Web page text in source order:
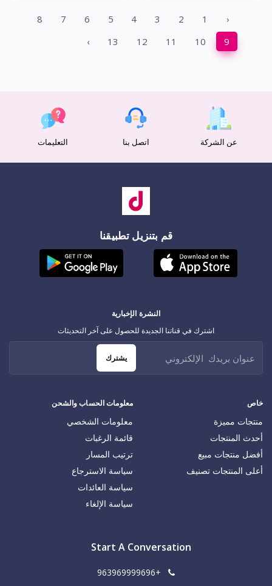
‹
1
2
3
4
5
6
7
8
9
10
11
12
13
›
عن الشركة اتصل بنا التعليمات
قم بتنزيل تطبيقنا
خاص
منتجات مميزة
أحدث المنتجات
أفضل منتجات مبيع
أعلى المنتجات تصنيف
معلومات الحساب والشحن
معلومات الشخصي
قائمة الرغبات
ترتيب المسار
سياسة الاسترجاع
سياسة العائدات
سياسة الإلغاء
النشرة الإخبارية
اشترك في قناتنا الجديدة للحصول على آخر التحديثات
يشترك
Start A Conversation
+963969999696